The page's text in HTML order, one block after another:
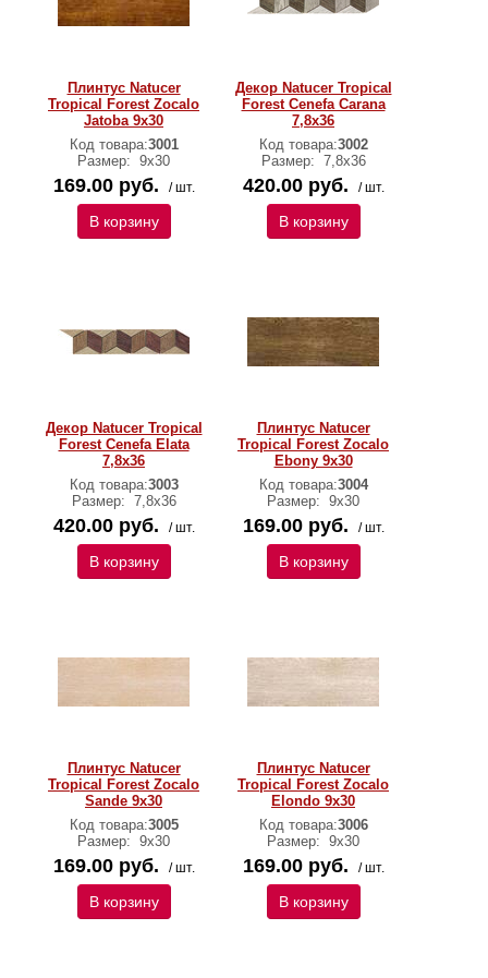
Плинтус Natucer
Tropical Forest Zocalo
Jatoba 9х30
Код товара:3001
Размер: 9х30
169.00 руб. / шт.
В корзину
Декор Natucer Tropical
Forest Cenefa Carana
7,8х36
Код товара:3002
Размер: 7,8х36
420.00 руб. / шт.
В корзину
Декор Natucer Tropical
Forest Cenefa Elata
7,8х36
Код товара:3003
Размер: 7,8х36
420.00 руб. / шт.
В корзину
Плинтус Natucer
Tropical Forest Zocalo
Ebony 9х30
Код товара:3004
Размер: 9х30
169.00 руб. / шт.
В корзину
Плинтус Natucer
Tropical Forest Zocalo
Sande 9х30
Код товара:3005
Размер: 9х30
169.00 руб. / шт.
В корзину
Плинтус Natucer
Tropical Forest Zocalo
Elondo 9х30
Код товара:3006
Размер: 9х30
169.00 руб. / шт.
В корзину